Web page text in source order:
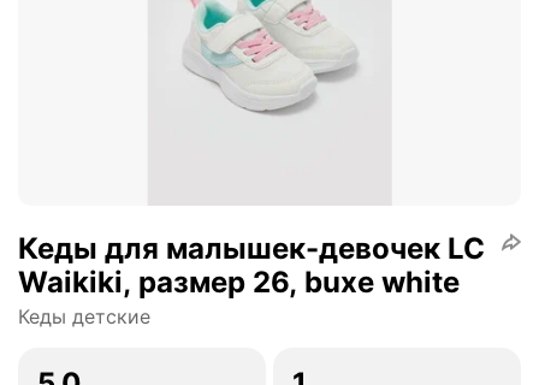
Кеды для малышек-девочек LC
Waikiki, размер 26, buxe white
Кеды детские